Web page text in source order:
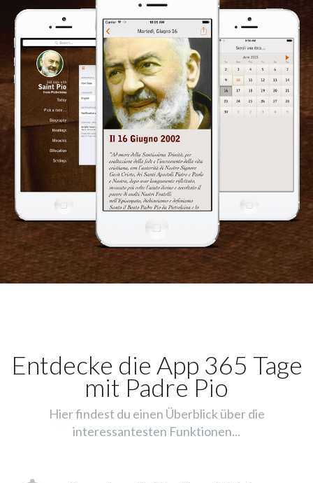
Entdecke die App 365 Tage
mit Padre Pio
Hier findest du einen Überblick über die
interessantesten Funktionen...